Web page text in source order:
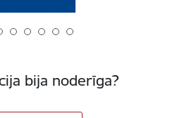
bija noderīga?